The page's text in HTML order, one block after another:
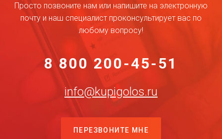
Просто позвоните нам или напишите на электронную
почту и наш специалист проконсультирует вас по
любому вопросу!
8 800 200-45-51
info@kupigolos.ru
ПЕРЕЗВОНИТЕ МНЕ